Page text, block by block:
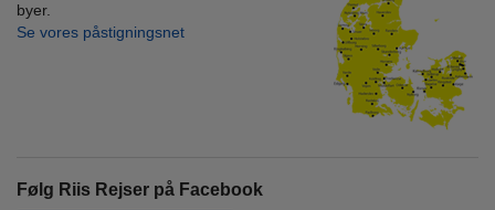
byer.
Se vores påstigningsnet
Følg Riis Rejser på Facebook